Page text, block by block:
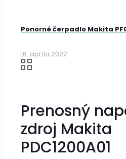
Ponorné čerpadlo Makita
16. apríla 2022
Prenosný
zdroj Makita
PDC1200A01